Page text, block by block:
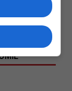
X
NOTRE